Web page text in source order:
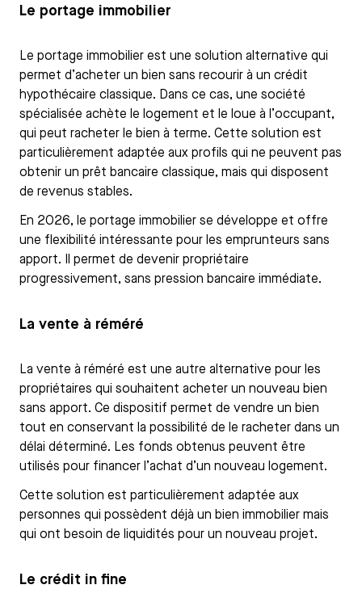
Le portage immobilier
Le portage immobilier est une solution alternative qui
permet d’acheter un bien sans recourir à un crédit
hypothécaire classique. Dans ce cas, une société
spécialisée achète le logement et le loue à l’occupant,
qui peut racheter le bien à terme. Cette solution est
particulièrement adaptée aux profils qui ne peuvent pas
obtenir un prêt bancaire classique, mais qui disposent
de revenus stables.
En 2026, le portage immobilier se développe et offre
une flexibilité intéressante pour les emprunteurs sans
apport. Il permet de devenir propriétaire
progressivement, sans pression bancaire immédiate.
La vente à réméré
La vente à réméré est une autre alternative pour les
propriétaires qui souhaitent acheter un nouveau bien
sans apport. Ce dispositif permet de vendre un bien
tout en conservant la possibilité de le racheter dans un
délai déterminé. Les fonds obtenus peuvent être
utilisés pour financer l’achat d’un nouveau logement.
Cette solution est particulièrement adaptée aux
personnes qui possèdent déjà un bien immobilier mais
qui ont besoin de liquidités pour un nouveau projet.
Le crédit in fine